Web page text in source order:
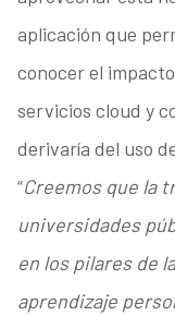
aplicación que
conocer el
servicios cloud y
derivaría del uso
“Creemos que la
universidades
en los pilares de
aprendizaje